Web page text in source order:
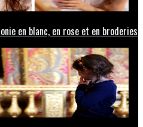
en blanc, en rose et en broderies